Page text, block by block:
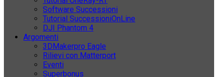
Software Successioni
Tutorial SuccessioniOnLine
DJI Phantom 4
Argomenti
3DMakerpro Eagle
Rilievi con Matterport
Eventi
Superbonus